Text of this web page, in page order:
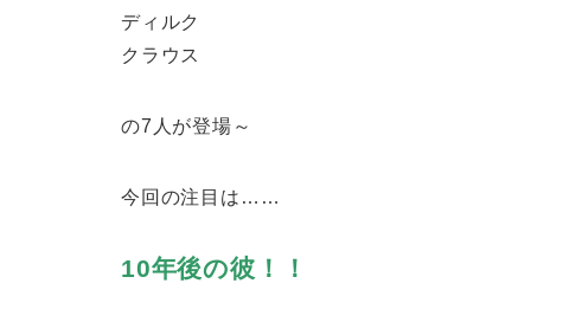
ディルク
クラウス
の7人が登場～
今回の注目は……
10年後の彼！！